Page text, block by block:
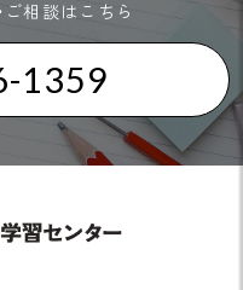
相談はこちら
1359